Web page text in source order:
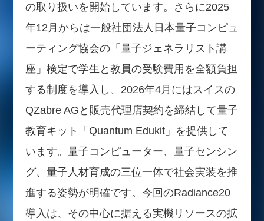
の取り扱いを開始しています。さらに2025
年12月からは一般社団法人日本量子コンピュ
ーティング協会の「量子ジェネラリスト講
座」検定で学生と教員の受験費用を全額負担
する制度を導入し、2026年4月にはスイスの
QZabre AGと販売代理店契約を締結して量子
教育キット「Quantum Edukit」を提供して
います。量子コンピューター、量子センシン
グ、量子人材育成の三位一体で社会実装を推
進する姿勢が明確です。今回のRadiance20
導入は、その中心に据える実機リソースの拡